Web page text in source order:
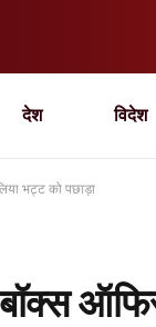
देश विदेश
भट्ट को पछाड़ा